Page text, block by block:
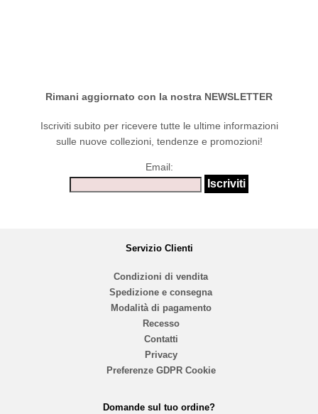
Rimani aggiornato con la nostra NEWSLETTER
Iscriviti subito per ricevere tutte le ultime informazioni
sulle nuove collezioni, tendenze e promozioni!
Email:
Servizio Clienti
Condizioni di vendita
Spedizione e consegna
Modalità di pagamento
Recesso
Contatti
Privacy
Preferenze GDPR Cookie
Domande sul tuo ordine?